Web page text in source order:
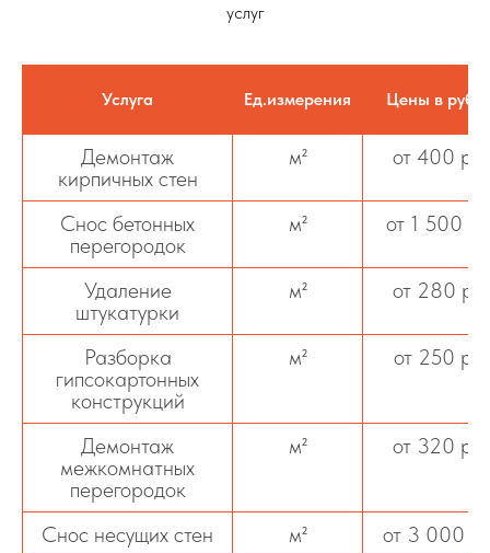
услуг
Услуга Ед.измерения Цены в
Демонтаж
кирпичных стен
м² от 400
Снос бетонных
перегородок
м² от 1 500
Удаление
штукатурки
м² от 280
Разборка
гипсокартонных
конструкций
м² от 250
Демонтаж
межкомнатных
перегородок
м² от 320
Снос несущих стен м²
от 3 000